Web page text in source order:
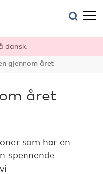
dansk.
gjennom året
året
som har en
spennende